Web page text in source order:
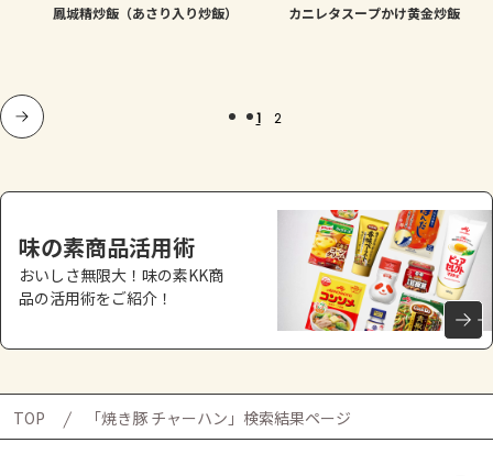
鳳城精炒飯（あさり入り炒飯） カニレタスープかけ黄金炒飯
1 2
味の素商品活用術
おいしさ無限大！味の素KK商
品の活用術をご紹介！
TOP 「焼き豚 チャーハン」検索結果ページ